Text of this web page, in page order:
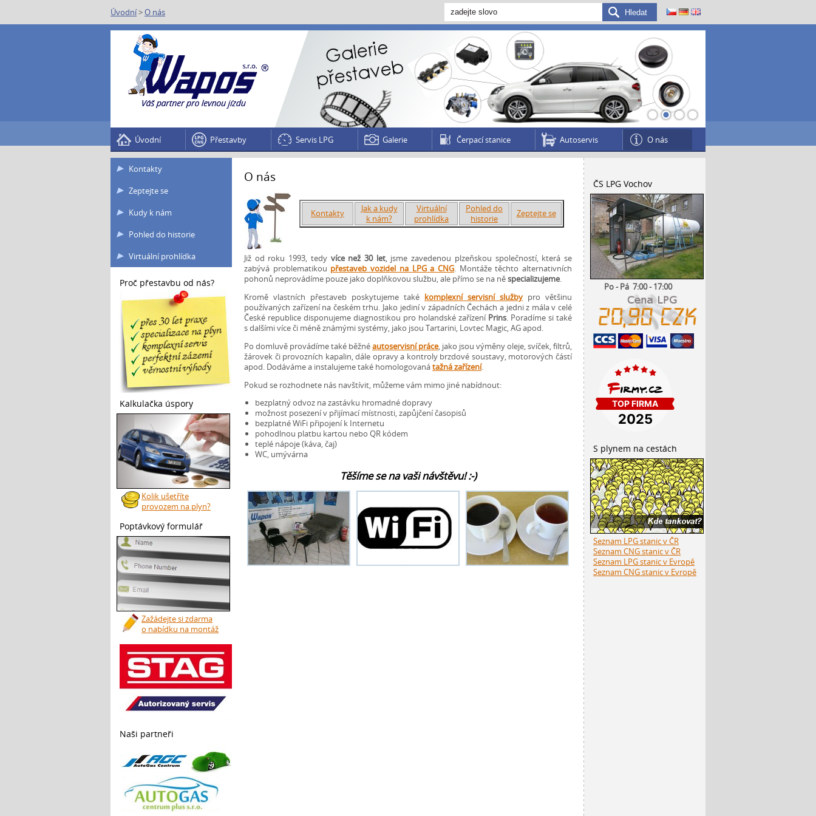
O nás
Kontakty
Jak a kudy
k nám?
Virtuální
prohlídka
Pohled do
historie
Zeptejte se
Již od roku 1993, tedy více než 30 let, jsme zavedenou plzeňskou společností, která se
zabývá problematikou přestaveb vozidel na LPG a CNG. Montáže těchto alternativních
pohonů neprovádíme pouze jako doplňkovou službu, ale přímo se na něspecializujeme.
Kromě vlastních přestaveb poskytujeme také komplexní servisní služby pro většinu
používaných zařízení na českém trhu. Jako jediní v západních Čechách a jedni z mála v celé
České republice disponujeme diagnostikou pro holandské zařízení Prins. Poradíme si také
s dalšími více či méně známými systémy, jako jsou Tartarini, Lovtec Magic, AG apod.
Po domluvě provádíme také běžnéautoservisní práce, jako jsou výměny oleje, svíček, filtrů,
žárovek či provozních kapalin, dále opravy a kontroly brzdové soustavy, motorových částí
apod. Dodáváme a instalujeme také homologovanátažná zařízení.
Pokud se rozhodnete nás navštívit, můžeme vám mimo jiné nabídnout:
bezplatný odvoz na zastávku hromadné dopravy
možnost posezení v přijímací místnosti, zapůjčení časopisů
bezplatné WiFi připojení k Internetu
pohodlnou platbu kartou nebo QR kódem
teplé nápoje (káva, čaj)
WC, umývárna
Těšíme se na vaši návštěvu! :-)
ČS LPG Vochov
Po - Pá 7:00 - 17:00
S plynem na cestách
Seznam LPG stanic v ČR
Seznam CNG stanic v ČR
Seznam LPG stanic v Evropě
Seznam CNG stanic v Evropě
Kontakty
Zeptejte se
Kudy k nám
Pohled do historie
Virtuální prohlídka
Proč přestavbu od nás?
Kalkulačka úspory
Kolik ušetříte
provozem na plyn?
Poptávkový formulář
Zažádejte si zdarma
o nabídku na montáž
Naši partneři
Úvodní>O nás
Úvodní Přestavby Servis LPG Galerie Čerpací stanice Autoservis O nás
2